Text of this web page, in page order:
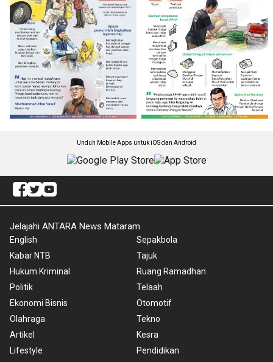
Unduh Mobile Apps untuk iOS dan Android
Jelajahi ANTARA News Mataram
English
Kabar NTB
Hukum Kriminal
Politik
Ekonomi Bisnis
Olahraga
Artikel
Lifestyle
Sepakbola
Tajuk
Ruang Ramadhan
Telaah
Otomotif
Tekno
Kesra
Pendidikan